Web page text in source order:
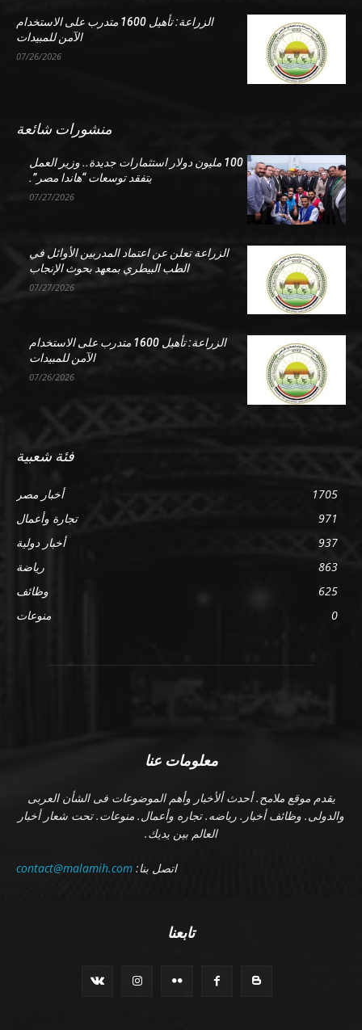
الزراعة: تأهيل 1600 متدرب على الاستخدام
الآمن للمبيدات
07/26/2026
منشورات شائعة
100 مليون دولار استثمارات جديدة.. وزير العمل
يتفقد توسعات “هاندا مصر”.
07/27/2026
الزراعة تعلن عن اعتماد المدربين الأوائل في
الطب البيطري بمعهد بحوث الإنجاب
07/27/2026
الزراعة: تأهيل 1600 متدرب على الاستخدام
الآمن للمبيدات
07/26/2026
فئة شعبية
أخبار مصر
1705
تجارة وأعمال
971
أخبار دولية
937
رياضة
863
وظائف
625
منوعات
0
معلومات عنا
يقدم موقع ملامح. أحدث ألأخبار وأهم الموضوعات فى الشأن العربى
والدولى. وظائف أخبار. رياضه. تجاره وأعمال. منوعات. تحت شعار أخبار
العالم بين يديك.
اتصل بنا: contact@malamih.com
تابعنا